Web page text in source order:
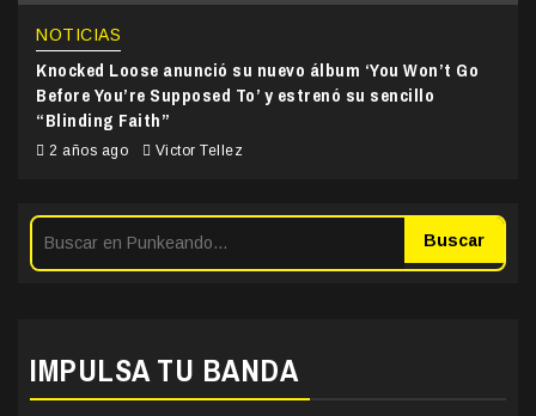
NOTICIAS
Knocked Loose anunció su nuevo álbum ‘You Won’t Go
Before You’re Supposed To’ y estrenó su sencillo
“Blinding Faith”
2 años ago Victor Tellez
Buscar
IMPULSA TU BANDA